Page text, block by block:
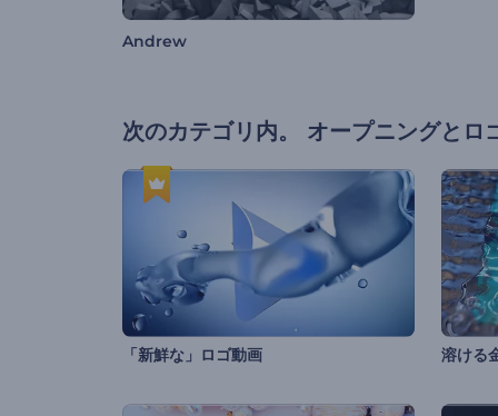
Andrew
次のカテゴリ内。 オープニングとロ
「新鮮な」ロゴ動画 溶ける